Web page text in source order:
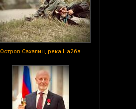
Остров Сахалин, река Найба